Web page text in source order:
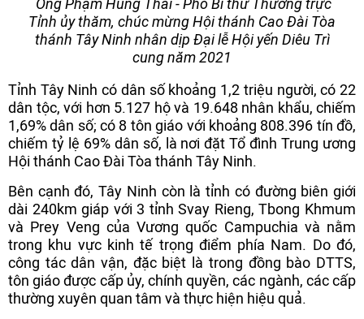
Ông Phạm Hùng Thái - Phó Bí thư Thường trực
Tỉnh ủy thăm, chúc mừng Hội thánh Cao Đài Tòa
thánh Tây Ninh nhân dịp Đại lễ Hội yến Diêu Trì
cung năm 2021
Tỉnh Tây Ninh có dân số khoảng 1,2 triệu người, có 22
dân tộc, với hơn 5.127 hộ và 19.648 nhân khẩu, chiếm
1,69% dân số; có 8 tôn giáo với khoảng 808.396 tín đồ,
chiếm tỷ lệ 69% dân số, là nơi đặt Tổ đình Trung ương
Hội thánh Cao Đài Tòa thánh Tây Ninh.
Bên cạnh đó, Tây Ninh còn là tỉnh có đường biên giới
dài 240km giáp với 3 tỉnh Svay Rieng, Tbong Khmum
và Prey Veng của Vương quốc Campuchia và nằm
trong khu vực kinh tế trọng điểm phía Nam. Do đó,
công tác dân vận, đặc biệt là trong đồng bào DTTS,
tôn giáo được cấp ủy, chính quyền, các ngành, các cấp
thường xuyên quan tâm và thực hiện hiệu quả.